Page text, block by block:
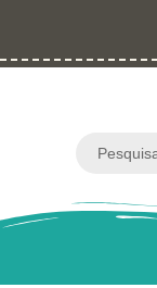
o
Pesquisar